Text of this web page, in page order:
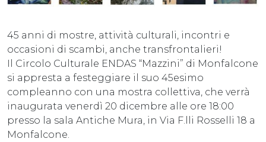
45 anni di mostre, attività culturali, incontri e
occasioni di scambi, anche transfrontalieri!
Il Circolo Culturale ENDAS “Mazzini” di Monfalcone
si appresta a festeggiare il suo 45esimo
compleanno con una mostra collettiva, che verrà
inaugurata venerdì 20 dicembre alle ore 18:00
presso la sala Antiche Mura, in Via F.lli Rosselli 18 a
Monfalcone.